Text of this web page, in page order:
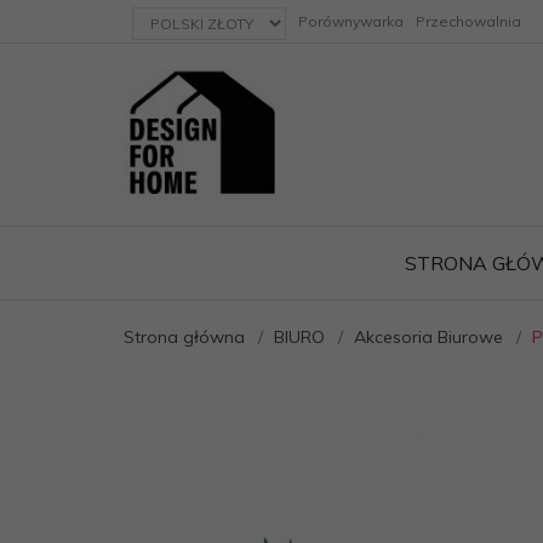
currency_h Porównywarka Przechowalnia
STRONA
Strona główna BIURO Akcesoria Biurowe